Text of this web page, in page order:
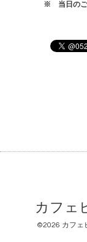
※ 当日のご
カフェ
©2026 カフ